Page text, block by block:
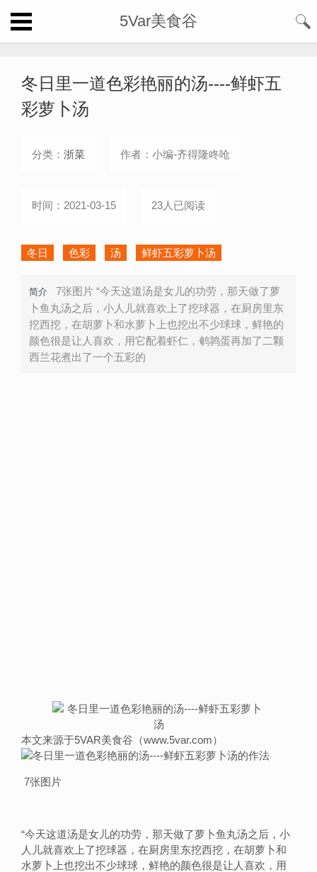
5Var美食谷
冬日里一道色彩艳丽的汤----鲜虾五
彩萝卜汤
分类： 浙菜 作者：小编-齐得隆咚呛
时间：2021-03-15 23人已阅读
冬日 色彩 汤 鲜虾五彩萝卜汤
简介
7张图片 “今天这道汤是女儿的功劳，那天做了萝
卜鱼丸汤之后，小人儿就喜欢上了挖球器，在厨房里东
挖西挖，在胡萝卜和水萝卜上也挖出不少球球，鲜艳的
颜色很是让人喜欢，用它配着虾仁，鹌鹑蛋再加了二颗
西兰花煮出了一个五彩的
本文来源于5VAR美食谷（www.5var.com）
7张图片
“今天这道汤是女儿的功劳，那天做了萝卜鱼丸汤之后，小
人儿就喜欢上了挖球器，在厨房里东挖西挖，在胡萝卜和
水萝卜上也挖出不少球球，鲜艳的颜色很是让人喜欢，用